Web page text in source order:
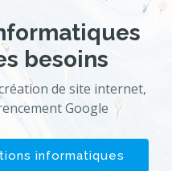
besoins
de site internet,
Google
informatiques